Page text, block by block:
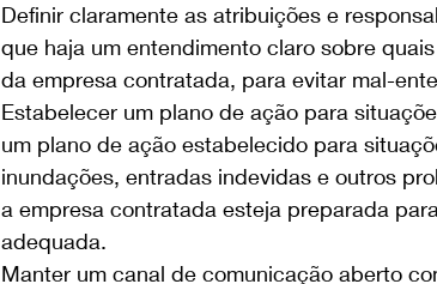
Definir claramente as atribuições e
que haja um entendimento claro sobre
da empresa contratada, para evitar mal-
Estabelecer um plano de ação para
um plano de ação estabelecido para
inundações, entradas indevidas e outros
a empresa contratada esteja preparada
adequada.
Manter um canal de comunicação aberto